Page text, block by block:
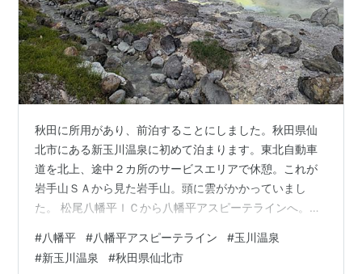
秋田に所用があり、前泊することにしました。秋田県仙
北市にある新玉川温泉に初めて泊まります。東北自動車
道を北上、途中２カ所のサービスエリアで休憩。これが
岩手山ＳＡから見た岩手山。頭に雲がかかっていまし
た。 松尾八幡平ＩＣから八幡平アスピーテラインへ。秋
くぶりです。時間的にあまり余裕はないもののドライブ
するだけでも八幡平は高原らしさを十分味わえます。ス
#八幡平 #八幡平アスピーテライン #玉川温泉
#新玉川温泉 #秋田県仙北市